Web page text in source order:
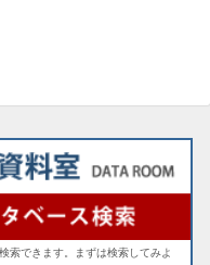
索できます。まずは検索してみよ